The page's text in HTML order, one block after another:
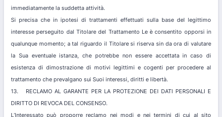
immediatamente la suddetta attività.
Si precisa che in ipotesi di trattamenti effettuati sulla base del legittimo
interesse perseguito dal Titolare del Trattamento Le è consentito opporsi in
qualunque momento; a tal riguardo il Titolare si riserva sin da ora di valutare
la Sua eventuale istanza, che potrebbe non essere accettata in caso di
esistenza di dimostrazione di motivi legittimi e cogenti per procedere al
trattamento che prevalgano sui Suoi interessi, diritti e libertà.
13. RECLAMO AL GARANTE PER LA PROTEZIONE DEI DATI PERSONALI E
DIRITTO DI REVOCA DEL CONSENSO.
L’Interessato può proporre reclamo nei modi e nei termini di cui al sito